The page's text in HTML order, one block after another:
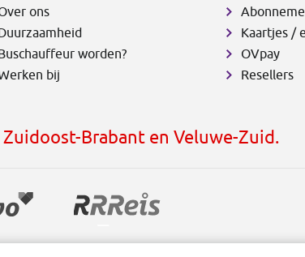
ons
worden?
bij
Kaartjes /
OVpay
Resellers
Brabant en Veluwe-Zuid.